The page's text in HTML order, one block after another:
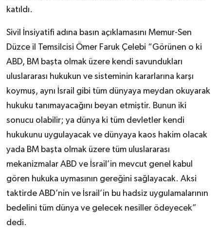
katıldı.
Sivil İnsiyatifi adına basın açıklamasını Memur-Sen
Düzce il Temsilcisi Ömer Faruk Çelebi “Görünen o ki
ABD, BM başta olmak üzere kendi savundukları
uluslararası hukukun ve sisteminin kararlarına karşı
koymuş, aynı İsrail gibi tüm dünyaya meydan okuyarak
hukuku tanımayacağını beyan etmiştir. Bunun iki
sonucu olabilir; ya dünya ki tüm devletler kendi
hukukunu uygulayacak ve dünyaya kaos hakim olacak
yada BM başta olmak üzere tüm uluslararası
mekanizmalar ABD ve İsrail’in mevcut genel kabul
gören hukuka uymasının gereğini sağlayacak. Aksi
taktirde ABD’nin ve İsrail’in bu hadsiz uygulamalarının
bedelini tüm dünya ve gelecek nesiller ödeyecek”
dedi.